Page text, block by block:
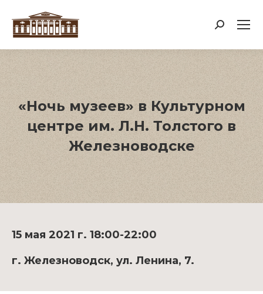
Поиск:
«Ночь музеев» в Культурном
центре им. Л.Н. Толстого в
Железноводске
15 мая 2021 г. 18:00-22:00
г. Железноводск, ул. Ленина, 7.